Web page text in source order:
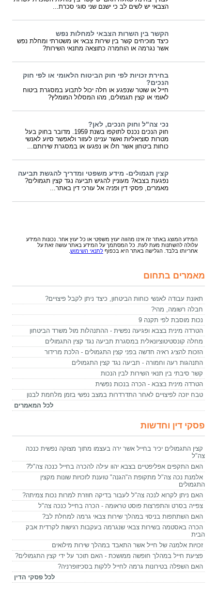
הצבאי יש לשים לב כי ישנם שני סוגי סכרת...
הקשר בין השרות הצבאי למחלות נפש
כיצד מוכיחים קשר בין שירות צבאי או משטרתי ומחלת נפש
אשר נגרמה או הוחמרה כתוצאה מתנאי השירות?
בחירת זכויות לפי חוק הביטוח הלאומי או לפי חוק
הנכים?
חייל או שוטר שנפגע או חלה יכול לתבוע במסגרת ביטוח
לאומי או קצין תגמולים, מהו המסלול המומלץ?
נכי צה"ל וחוק הנכים, לאן?
חוק הנכים נכנס לתוקפו בשנת 1959. מדובר בחוק בעל
מטרות סוציאליות ואשר עניינו לעזור ולאפשר סיוע לאנשי
כוחות ביטחון אשר חלו או נפגעו או במסגרת שירותם...
קצין תגמולים- מידע משפטי ומדריך להגשת תביעה
נפגעת בצבא? מעוניין להגיש תביעה נגד קצין תגמולים?
מאמרים, פסקי דין ופניה אל עורכי דין באתר...
המידע המוצג באתר זה אינו מהווה יעוץ משפטי או כל יעוץ אחר. נכונות המידע
עלולה להשתנות מעת לעת. כל המסתמך על המידע באתר עושה זאת על
אחריותו בלבד. הגלישה באתר היא בכפוף לתנאי השימוש
מאמרים בתחום
תאונת עבודה לאנשי כוחות הביטחון, כיצד ניתן לקבל פיצויים?
חבלה רשומה, מהי?
נכות מוסבת לפי תקנה 9
הטרדה מינית בצבא ופגיעה נפשית - ההתנהלות מול משרד הביטחון
מחלה קונסטיטוציונאלית במסגרת תביעה נגד קצין התגמולים
הזכות להציג ראיה חדשה בפני קצין התגמולים - הלכת מרידור
התנהגות רעה וחמורה - תביעה נגד קצין התגמולים
קשר סיבתי בין תנאי השירות לבין הנכות
הטרדה מינית בצבא - הכרה בנכות נפשית
טבח יזכה לפיצויים לאחר התדרדרות במצב נפשי בזמן מלחמת לבנון
לכל המאמרים
פסקי דין וחדשות
קצין התגמולים יכיר בחייל אשר ירה בעצמו מתוך מצוקה נפשית כנכה
צה"ל
האם התקפים אפליפטיים בצבא יהוו עילה להכרה בחייל כנכה צה"ל?
אלמנת נכה צה"ל מתקופת ה"הגנה" טוענת לזכויות שונות מקצין
התגמולים
האם ניתן לקרוא לנכה צה"ל לעבור בדיקה חוזרת למרות נכות צמיתה?
צפייה בסרט והתפרצות פוסט טראומה - הכרה בחייל כנכה צה"ל
האם השתתפות בניסוי במהלך שירות צבאי גרמה למחלת לב?
הכרה באסטמה בשירות צבאי שנגרמה בעקבות רגישות לקרדית אבק
הבית
זכויות אלמנה של חייל אשר התאבד במהלך שירות מילואים
פציעת חייל במהלך חופשה ממושכת - האם תוכר על ידי קצין התגמולים?
האם השפלה בטירונות גרמה לחייל ללקות בסכיזופרניה?
לכל פסקי הדין